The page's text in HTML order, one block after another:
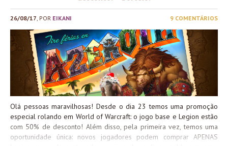
pra cada ação feita no aplicativo do Gleam abaixo, você recebe um
cupom pra participar! Confira os ganhadores abaixo! Todos
receberam um email pedindo para escolher seu prêmio. Caso não
respondam em 48 horas será feito um novo sorteio! #WoWWeek2
no WoWGirl – Jogue WoW, ganhe tempo de jogo, montarias e
mascotes! Boa sorte a todos, e fiquem de olho em seus emails na
quinta à noite!
26/08/17 , POR EIKANI 9 COMENTÁRIOS
Olá pessoas maravilhosas! Desde o dia 23 temos uma promoção
especial rolando em World of Warcraft: o jogo base e Legion estão
com 50% de desconto! Além disso, pela primeira vez, temos uma
oportunidade única: novos jogadores podem comprar APENAS